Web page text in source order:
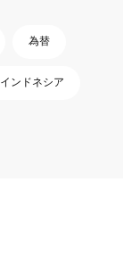
為替
インドネシア